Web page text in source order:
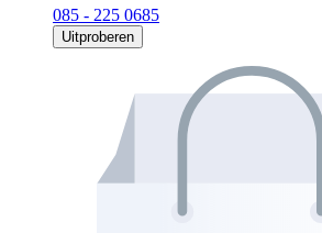
085 - 225 0685
Uitproberen